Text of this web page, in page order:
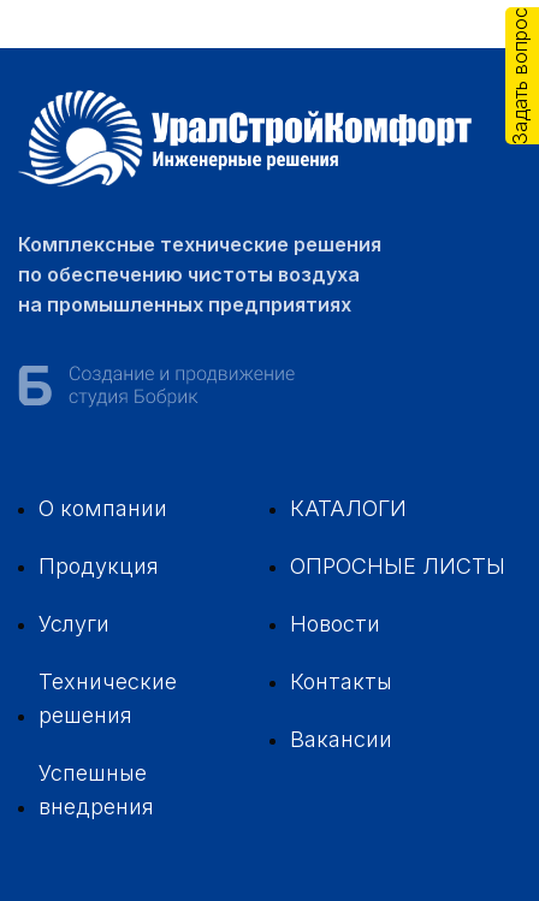
Комплексные технические решения
по обеспечению чистоты воздуха
на промышленных предприятиях
О компании
Продукция
Услуги
Технические
решения
Успешные
внедрения
КАТАЛОГИ
ОПРОСНЫЕ ЛИСТЫ
Новости
Контакты
Вакансии
Задать вопрос